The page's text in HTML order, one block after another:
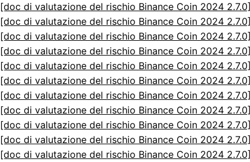
[doc di valutazione del rischio Binance Coin 2024 2.7.0]
[doc di valutazione del rischio Binance Coin 2024 2.7.0]
[doc di valutazione del rischio Binance Coin 2024 2.7.0]
[doc di valutazione del rischio Binance Coin 2024 2.7.0]
[doc di valutazione del rischio Binance Coin 2024 2.7.0]
[doc di valutazione del rischio Binance Coin 2024 2.7.0]
[doc di valutazione del rischio Binance Coin 2024 2.7.0]
[doc di valutazione del rischio Binance Coin 2024 2.7.0]
[doc di valutazione del rischio Binance Coin 2024 2.7.0]
[doc di valutazione del rischio Binance Coin 2024 2.7.0]
[doc di valutazione del rischio Binance Coin 2024 2.7.0]